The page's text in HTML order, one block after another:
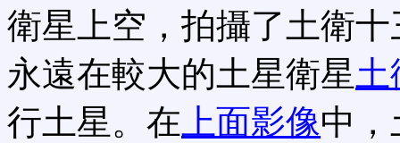
衛星上空，拍攝了土衛
永遠在較大的土星衛星土
行土星。在 上面影像中